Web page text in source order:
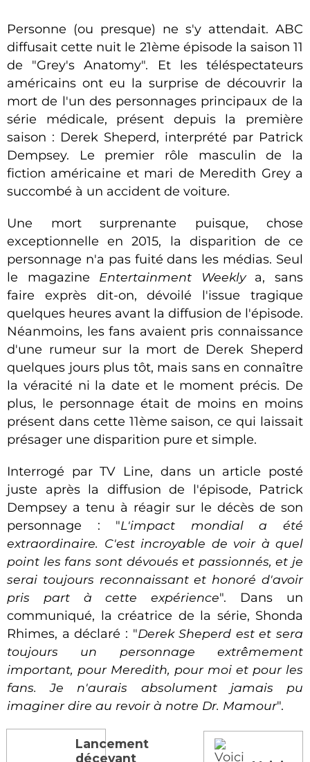
Personne (ou presque) ne s'y attendait. ABC
diffusait cette nuit le 21ème épisode la saison 11
de "Grey's Anatomy". Et les téléspectateurs
américains ont eu la surprise de découvrir la
mort de l'un des personnages principaux de la
série médicale, présent depuis la première
saison : Derek Sheperd, interprété par Patrick
Dempsey. Le premier rôle masculin de la
fiction américaine et mari de Meredith Grey a
succombé à un accident de voiture.
Une mort surprenante puisque, chose
exceptionnelle en 2015, la disparition de ce
personnage n'a pas fuité dans les médias. Seul
le magazine Entertainment Weeklya, sans
faire exprès dit-on, dévoilé l'issue tragique
quelques heures avant la diffusion de l'épisode.
Néanmoins, les fans avaient pris connaissance
d'une rumeur sur la mort de Derek Sheperd
quelques jours plus tôt, mais sans en connaître
la véracité ni la date et le moment précis. De
plus, le personnage était de moins en moins
présent dans cette 11ème saison, ce qui laissait
présager une disparition pure et simple.
Interrogé par TV Line, dans un article posté
juste après la diffusion de l'épisode, Patrick
Dempsey a tenu à réagir sur le décès de son
personnage : "L'impact mondial a été
extraordinaire. C'est incroyable de voir à quel
point les fans sont dévoués et passionnés, et je
serai toujours reconnaissant et honoré d'avoir
pris part à cette expérience". Dans un
communiqué, la créatrice de la série, Shonda
Rhimes, a déclaré : "Derek Sheperd est et sera
toujours un personnage extrêmement
important, pour Meredith, pour moi et pour les
fans. Je n'aurais absolument jamais pu
imaginer dire au revoir à notre Dr. Mamour".
Lancement
décevant